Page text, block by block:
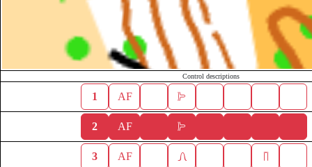
Control descriptions
1 AF
2 AF
3 AF